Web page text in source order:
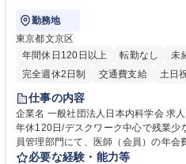
勤務地
東京都文京区
年間休日120日以上
転勤なし 未
完全週休2日制
交通費支給 土日
仕事の内容
企業名 一般社団法人日本内科学会 求人名 第二新卒歓迎！【正社員事務】
年休120日/デスクワーク中心で残業少なめ 仕事の内容 日本内科
員管理部門にて、医師（会員）の年
テム入力、電話・FAX対応をお任せし
必要な経験・能力等